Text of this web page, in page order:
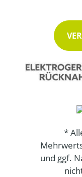
*
und ggf.